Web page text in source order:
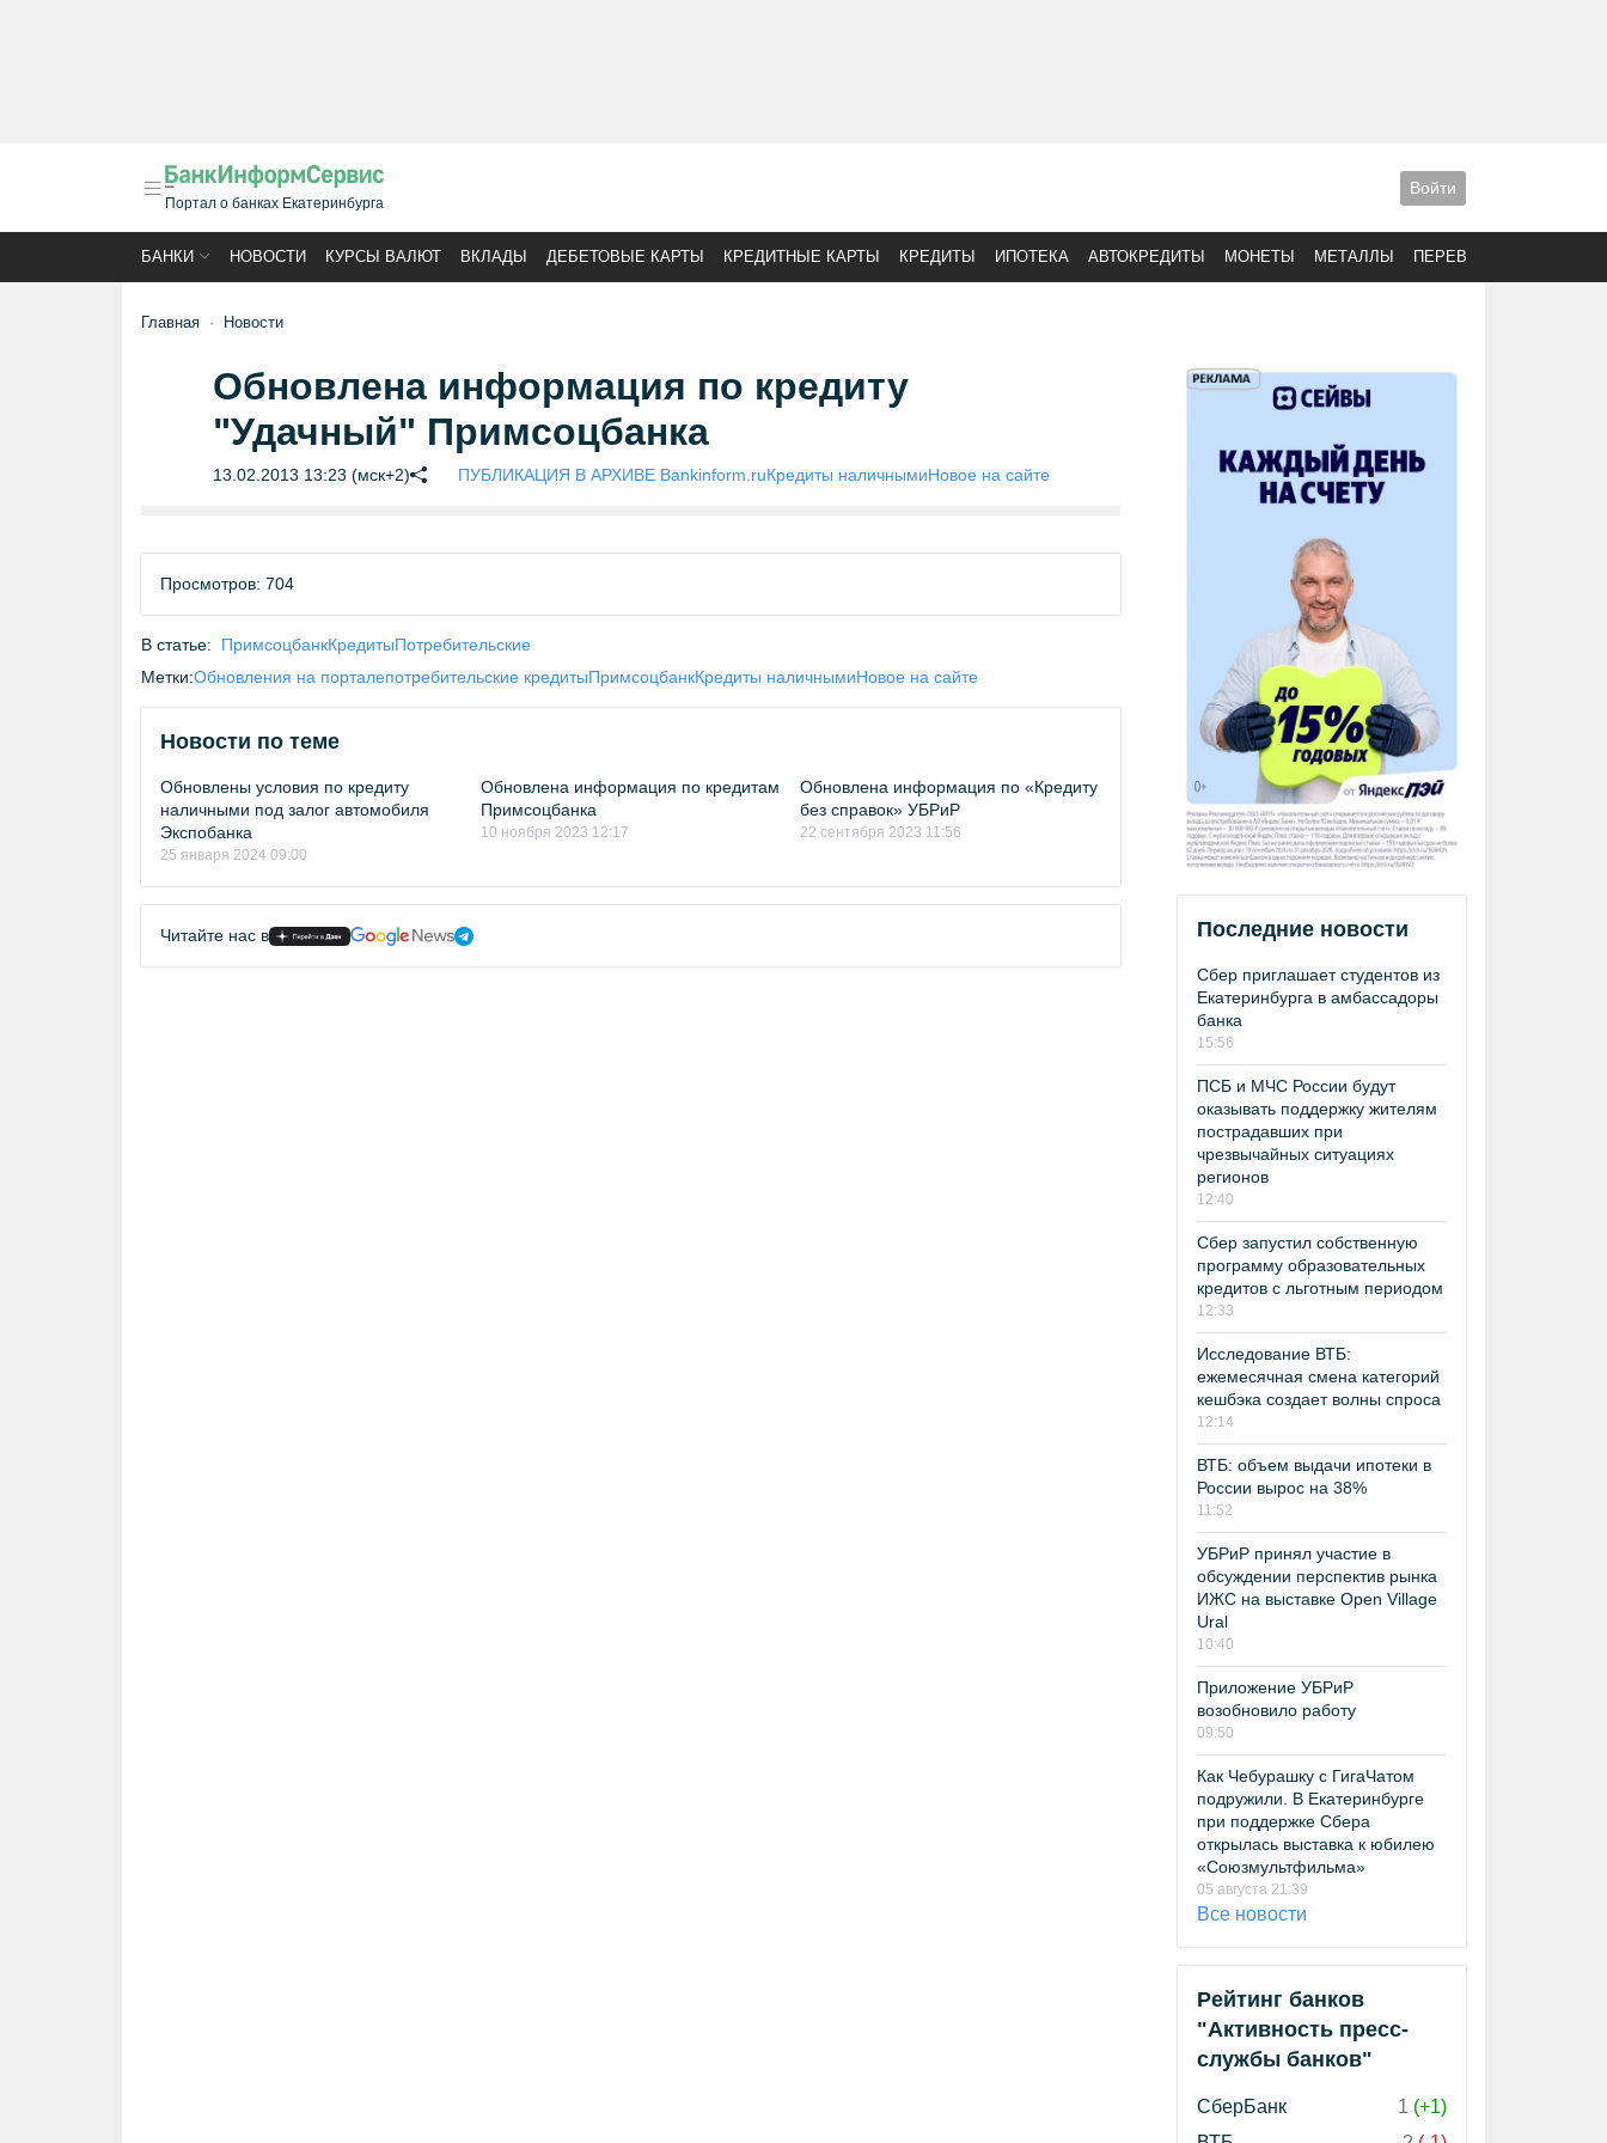
Портал о банках Екатеринбурга
Войти
БАНКИ НОВОСТИ КУРСЫ ВАЛЮТ ВКЛАДЫ ДЕБЕТОВЫЕ КАРТЫ КРЕДИТНЫЕ КАРТЫ КРЕДИТЫ ИПОТЕКА АВТОКРЕДИТЫ МОНЕТЫ МЕТАЛЛЫ ПЕРЕВОДЫ
Главная Новости
Обновлена информация по кредиту
"Удачный" Примсоцбанка
13.02.2013 13:23 (мск+2) ПУБЛИКАЦИЯ В АРХИВЕ Bankinform.ruКредиты наличнымиНовое на сайте
Просмотров: 704
В статье: ПримсоцбанкКредитыПотребительские
Метки:Обновления на порталепотребительские кредитыПримсоцбанкКредиты наличнымиНовое на сайте
Новости по теме
Обновлены условия по кредиту
наличными под залог автомобиля
Экспобанка
25 января 2024 09:00
Обновлена информация по кредитам
Примсоцбанка
10 ноября 2023 12:17
Обновлена информация по «Кредиту
без справок» УБРиР
22 сентября 2023 11:56
Читайте нас в Последние новости
Сбер приглашает студентов из
Екатеринбурга в амбассадоры
банка
15:56
ПСБ и МЧС России будут
оказывать поддержку жителям
пострадавших при
чрезвычайных ситуациях
регионов
12:40
Сбер запустил собственную
программу образовательных
кредитов с льготным периодом
12:33
Исследование ВТБ:
ежемесячная смена категорий
кешбэка создает волны спроса
12:14
ВТБ: объем выдачи ипотеки в
России вырос на 38%
11:52
УБРиР принял участие в
обсуждении перспектив рынка
ИЖС на выставке Open Village
Ural
10:40
Приложение УБРиР
возобновило работу
09:50
Как Чебурашку с ГигаЧатом
подружили. В Екатеринбурге
при поддержке Сбера
открылась выставка к юбилею
«Союзмультфильма»
05 августа 21:39
Все новости
Рейтинг банков
"Активность пресс-
службы банков"
СберБанк 1 (+1)